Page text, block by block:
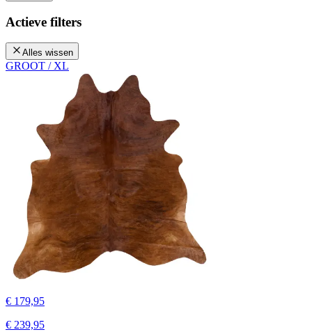
Actieve filters
Alles wissen
GROOT / XL
€ 179,95
€ 239,95